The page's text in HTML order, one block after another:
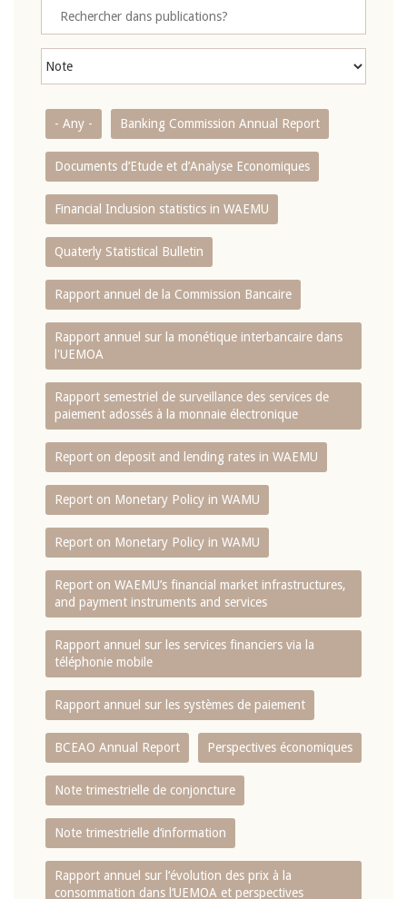
- Any - Banking Commission Annual Report
Documents d’Etude et d’Analyse Economiques
Financial Inclusion statistics in WAEMU
Quaterly Statistical Bulletin
Rapport annuel de la Commission Bancaire
Rapport annuel sur la monétique interbancaire dans
l'UEMOA
Rapport semestriel de surveillance des services de
paiement adossés à la monnaie électronique
Report on deposit and lending rates in WAEMU
Report on Monetary Policy in WAMU
Report on Monetary Policy in WAMU
Report on WAEMU’s financial market infrastructures,
and payment instruments and services
Rapport annuel sur les services financiers via la
téléphonie mobile
Rapport annuel sur les systèmes de paiement
BCEAO Annual Report Perspectives économiques
Note trimestrielle de conjoncture
Note trimestrielle d‘information
Rapport annuel sur l‘évolution des prix à la
consommation dans l‘UEMOA et perspectives